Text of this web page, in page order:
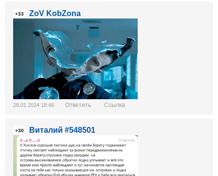
+33 ZoV KobZona
28.01.2024 18:46 Ответить Ссылка
+30 Виталий #548501